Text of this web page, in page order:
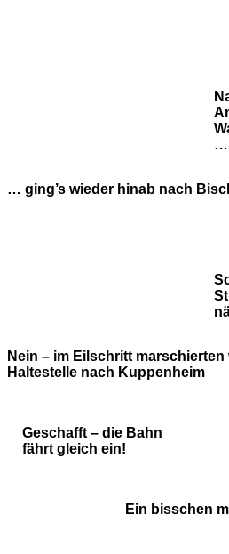
…
… ging’s wieder hinab nach
Nein – im Eilschritt
Haltestelle nach Kuppenheim
Geschafft – die Bahn
fährt gleich ein!
Ein bisschen